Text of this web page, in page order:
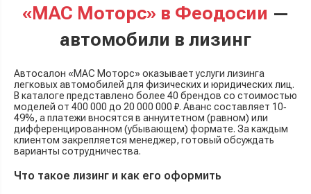
«МАС Моторс» в Феодосии —
автомобили в лизинг
Автосалон «МАС Моторс» оказывает услуги лизинга
легковых автомобилей для физических и юридических лиц.
В каталоге представлено более 40 брендов со стоимостью
моделей от 400 000 до 20 000 000 ₽. Аванс составляет 10‐
49%, а платежи вносятся в аннуитетном (равном) или
дифференцированном (убывающем) формате. За каждым
клиентом закрепляется менеджер, готовый обсуждать
варианты сотрудничества.
Что такое лизинг и как его оформить